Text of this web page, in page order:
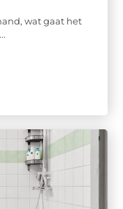
wat gaat het